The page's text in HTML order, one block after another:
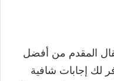
المقدم من أفضل
لك إجابات شافية